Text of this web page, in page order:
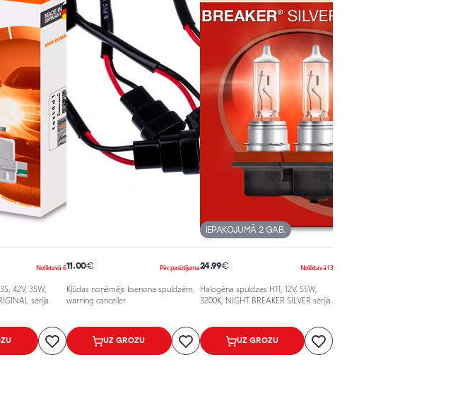
Noliktavā 6
42V, 35W,
sērija
11.00€ Pēc pasūtījuma
Kļūdas noņēmējs ksenona spuldzēm,
warning canceller
UZ GROZU
IEPAKOJUMĀ 2 GAB.
24.99€ Noliktavā 13
Halogēna spuldzes H11, 12V, 55W,
3200K, NIGHT BREAKER SILVER sērija
UZ GROZU